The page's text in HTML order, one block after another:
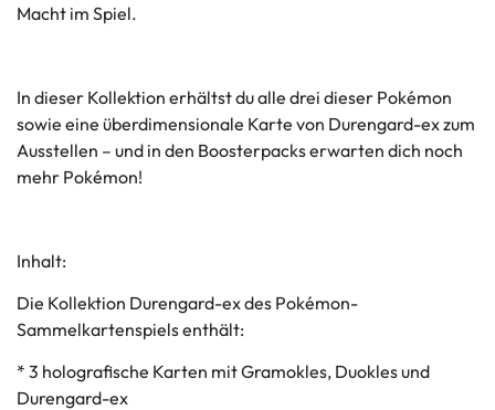
Macht im Spiel.
In dieser Kollektion erhältst du alle drei dieser Pokémon
sowie eine überdimensionale Karte von Durengard-ex zum
Ausstellen – und in den Boosterpacks erwarten dich noch
mehr Pokémon!
Inhalt:
Die Kollektion Durengard-ex des Pokémon-
Sammelkartenspiels enthält:
* 3 holografische Karten mit Gramokles, Duokles und
Durengard-ex